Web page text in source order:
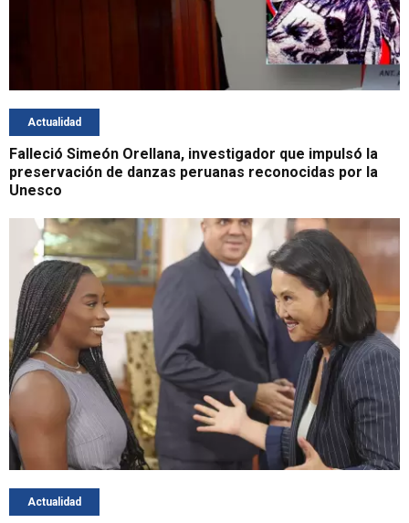
Actualidad
Falleció Simeón Orellana, investigador que impulsó la
preservación de danzas peruanas reconocidas por la
Unesco
Actualidad